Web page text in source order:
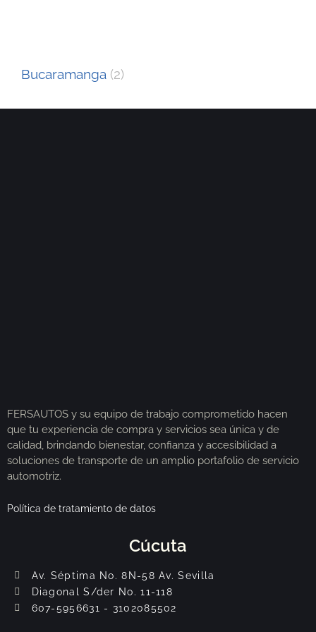
Bucaramanga (2)
FERSAUTOS y su equipo de trabajo comprometido hacen
que tu experiencia de compra y servicios sea única y de
calidad, brindando bienestar, confianza y accesibilidad a
soluciones de transporte de un amplio portafolio de servicio
automotriz.
Política de tratamiento de datos
Cúcuta
Av. Séptima No. 8N-58 Av. Sevilla
Diagonal S/der No. 11-118
607-5956631 - 3102085502